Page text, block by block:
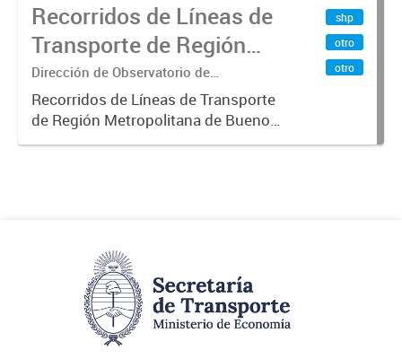
Recorridos de Líneas de
Transporte de Región
Metropolitana de
Buenos Aires (RMBA)
Dirección de Observatorio de
Transporte, Estudio y Sistemas
Recorridos de Líneas de Transporte
de Región Metropolitana de Buenos
Aires (RMBA).-
shp
otro
otro